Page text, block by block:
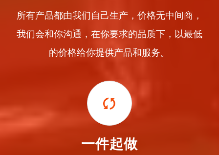
所有产品都由我们自己生产，价格无中间商，
我们会和你沟通，在你要求的品质下，以最低
的价格给你提供产品和服务。
一件起做